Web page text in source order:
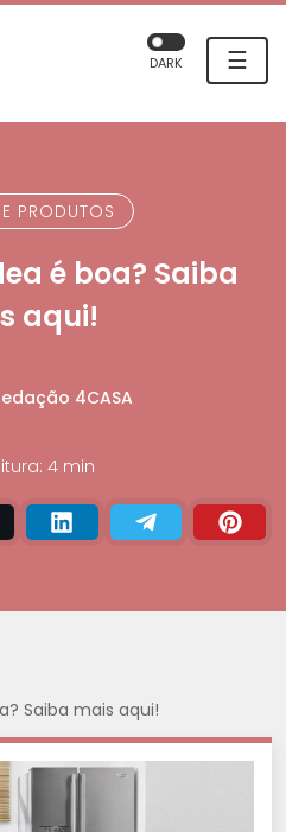
☰
DARK
PRODUTOS
é boa? Saiba
aqui!
4CASA
4 min
Saiba mais aqui!